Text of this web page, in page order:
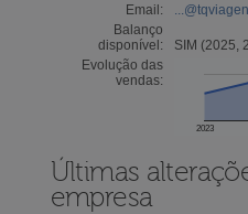
Email:
Balanço
disponível:
SIM (2025,
Evolução das
vendas:
2023
Últimas
empresa